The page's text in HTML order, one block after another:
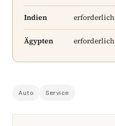
Indien erforderlich
Ägypten erforderlich
Auto Service